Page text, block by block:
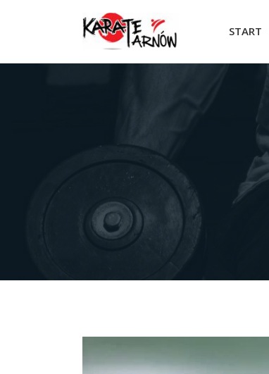
START